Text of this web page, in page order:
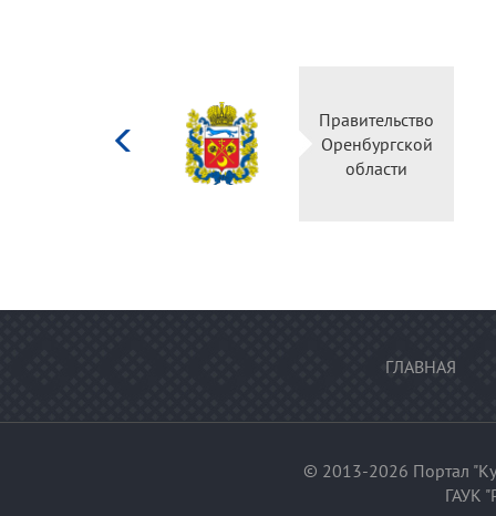
Министерство
культуры
Российской
федерации
ГЛАВНАЯ
© 2013-2026 Портал
ГАУК